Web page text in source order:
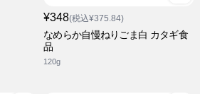
¥348(税込¥375.84)
なめらか自慢ねりごま白 カタギ食
品
120g